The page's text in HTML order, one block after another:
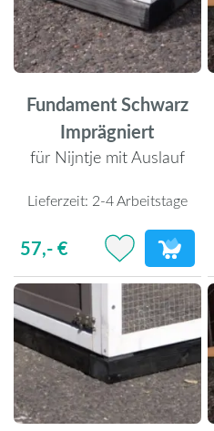
Fundament Schwarz
Imprägniert
für Nijntje mit Auslauf
Lieferzeit: 2-4 Arbeitstage
57,- €